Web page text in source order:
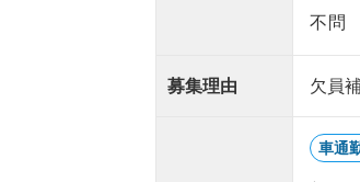
不問
募集理由 欠員
車通